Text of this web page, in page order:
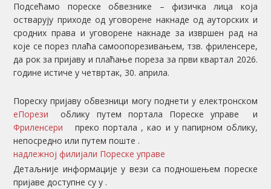
Подсећамо пореске обвезнике – физичка лица која
остварују приходе од уговорене накнаде од ауторских и
сродних права и уговорене накнаде за извршен рад на
које се порез плаћа самоопорезивањем, тзв. фриленсере,
да рок за пријаву и плаћање пореза за први квартал 2026.
године истиче у четвртак, 30. априла.
Пореску пријаву обвезници могу поднети у електронском
облику путем портала Пореске управе
еПорези
и
преко портала
Фриленсери
, као и у папирном облику,
непосредно или путем поште
надлежној филијали Пореске управе
.
Детаљније информације у вези са подношењем пореске
пријаве доступне су у .